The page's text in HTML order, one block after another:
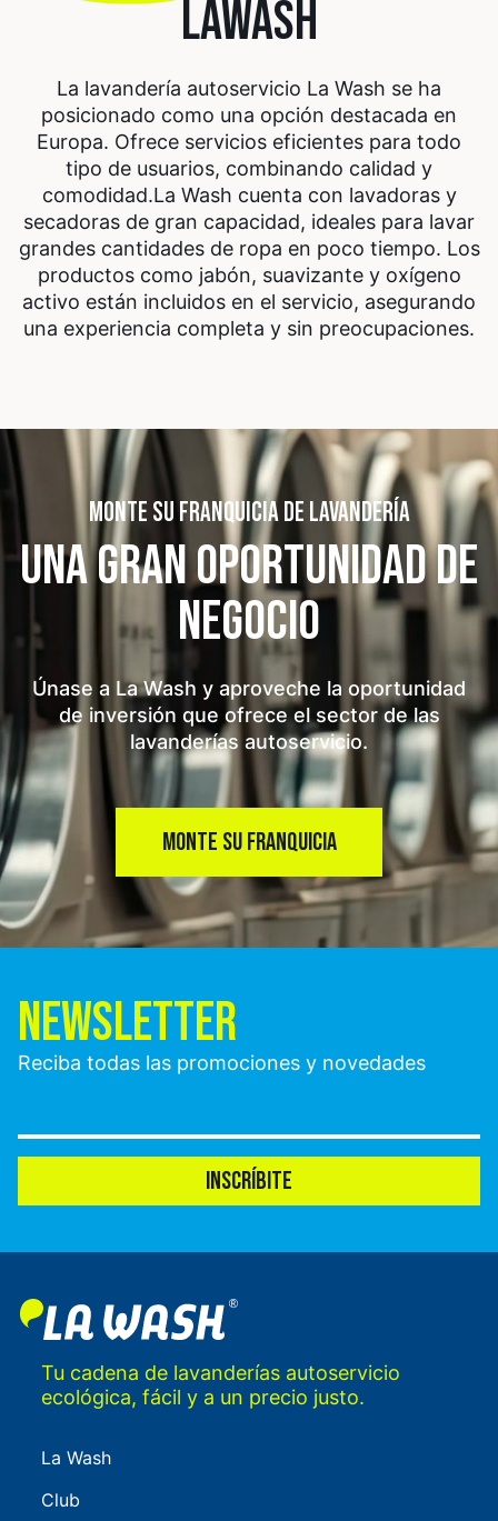
LAWASH
La lavandería autoservicio La Wash se ha
posicionado como una opción destacada en
Europa. Ofrece servicios eficientes para todo
tipo de usuarios, combinando calidad y
comodidad.La Wash cuenta con lavadoras y
secadoras de gran capacidad, ideales para lavar
grandes cantidades de ropa en poco tiempo. Los
productos como jabón, suavizante y oxígeno
activo están incluidos en el servicio, asegurando
una experiencia completa y sin preocupaciones.
MONTE SU FRANQUICIA DE LAVANDERÍA
UNA GRAN OPORTUNIDADDE
NEGOCIO
Únase a La Wash y aproveche la oportunidad
de inversión que ofrece el sector de las
lavanderías autoservicio.
MONTE SU FRANQUICIA
NEWSLETTER
Reciba todas las promociones y novedades
INSCRÍBITE
Tu cadena de lavanderías autoservicio
ecológica, fácil y a un precio justo.
La Wash
Club